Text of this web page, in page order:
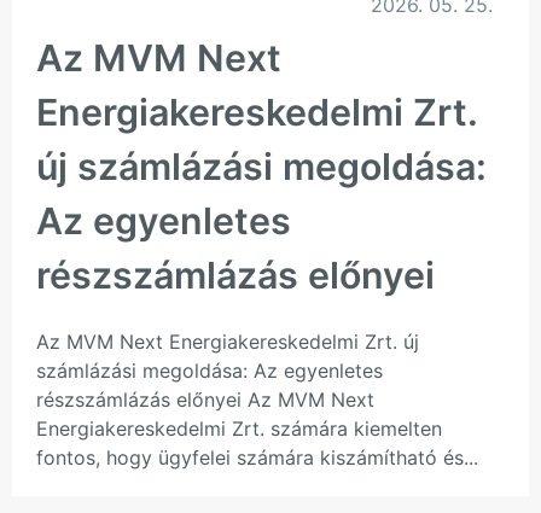
2026. 05. 25.
Az MVM Next
Energiakereskedelmi Zrt.
új számlázási megoldása:
Az egyenletes
részszámlázás előnyei
Az MVM Next Energiakereskedelmi Zrt. új
számlázási megoldása: Az egyenletes
részszámlázás előnyei Az MVM Next
Energiakereskedelmi Zrt. számára kiemelten
fontos, hogy ügyfelei számára kiszámítható és...